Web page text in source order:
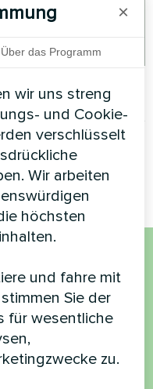
Privates Haus
Fußbodenthermostat
Mycond ORB Heat
oder
wir werden Ihnen
×
Über das Programm
wir uns streng
und Cookie-
verschlüsselt
Wir arbeiten
höchsten
und fahre mit
Sie der
für wesentliche
zu.